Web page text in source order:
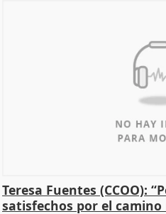
Teresa Fuentes (CCOO):
satisfechos por el camino